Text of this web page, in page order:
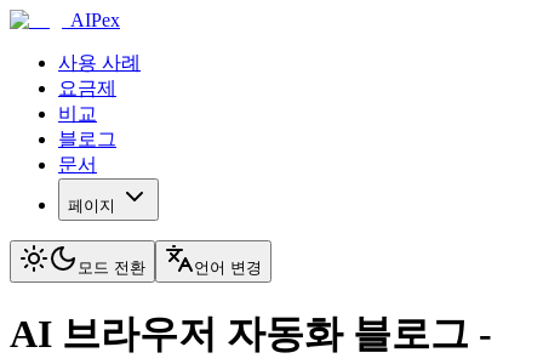
AIPex
사용 사례
요금제
비교
블로그
문서
페이지
모드 전환 언어 변경
AI 브라우저 자동화 블로그 -